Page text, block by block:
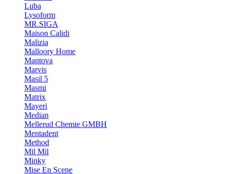
Luba
Lysoform
MR.SIGA
Maison Calidi
Malizia
Malloory Home
Mantova
Marvis
Masil 5
Masmi
Matrix
Mayeri
Median
Mellerud Chemie GMBH
Mentadent
Method
Mil Mil
Minky
Mise En Scene